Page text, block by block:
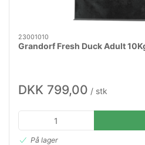
23001010
Grandorf Fresh Duck Adult
DKK 799,00 / stk
På lager